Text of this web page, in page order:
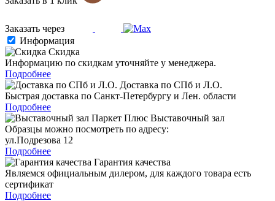
Заказать через
Информация
Скидка
Информацию по скидкам уточняйте у менеджера.
Подробнее
Доставка по СПб и Л.О.
Быстрая доставка по Санкт-Петербургу и Лен. области
Подробнее
Выставочный зал
Образцы можно посмотреть по адресу:
ул.Подрезова 12
Подробнее
Гарантия качества
Являемся официальным дилером, для каждого товара есть
сертификат
Подробнее